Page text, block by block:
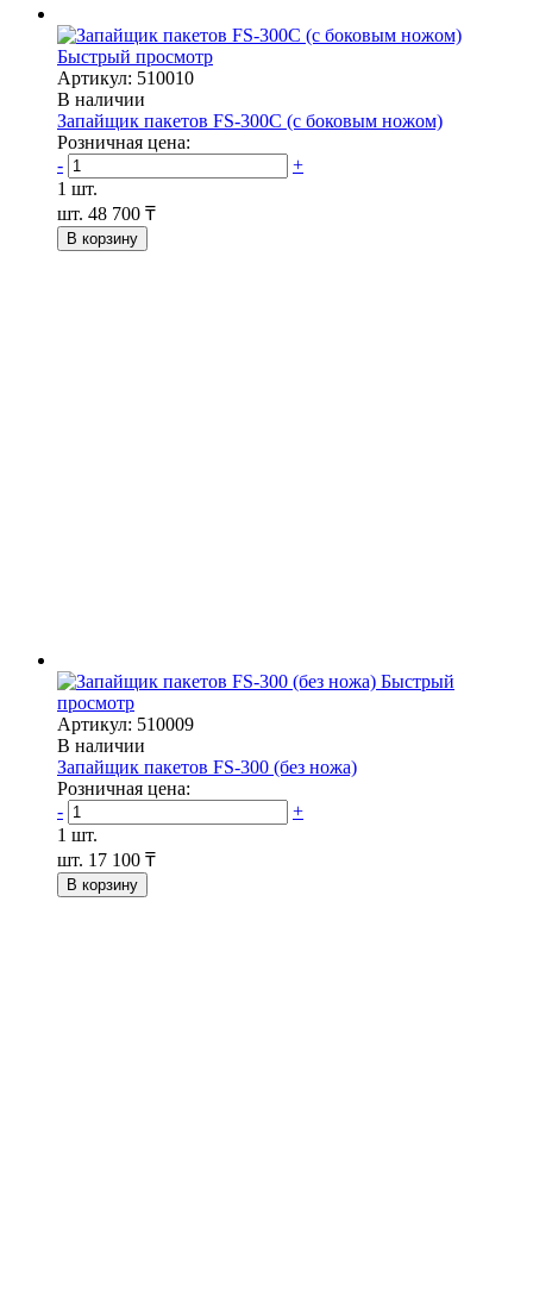
Быстрый просмотр
Артикул: 510010
В наличии
Запайщик пакетов FS-300С (с боковым ножом)
Розничная цена:
-
+
1 шт.
шт. 48 700 ₸
В корзину
Быстрый
просмотр
Артикул: 510009
В наличии
Запайщик пакетов FS-300 (без ножа)
Розничная цена:
-
+
1 шт.
шт. 17 100 ₸
В корзину